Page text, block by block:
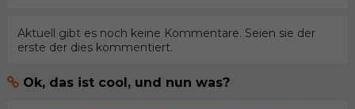
Aktuell gibt es noch keine Kommentare. Seien sie der
erste der dies kommentiert.
Ok, das ist cool, und nun was?